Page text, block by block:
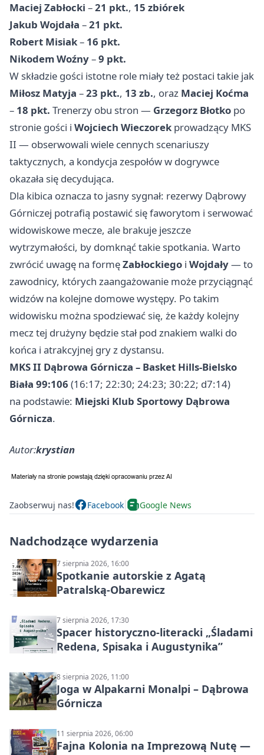
Maciej Zabłocki –21 pkt., 15 zbiórek
Jakub Wojdała –21 pkt.
Robert Misiak– 16 pkt.
Nikodem Woźny–9 pkt.
W składzie gości istotne role miały też postaci takie jak
Miłosz Matyja –23 pkt., 13 zb., oraz Maciej Koćma
– 18 pkt. Trenerzy obu stron — Grzegorz Błotko po
stronie gości i Wojciech Wieczorek prowadzący MKS
II — obserwowali wiele cennych scenariuszy
taktycznych, a kondycja zespołów w dogrywce
okazała się decydująca.
Dla kibica oznacza to jasny sygnał: rezerwy Dąbrowy
Górniczej potrafią postawić się faworytom i serwować
widowiskowe mecze, ale brakuje jeszcze
wytrzymałości, by domknąć takie spotkania. Warto
zwrócić uwagę na formęZabłockiego i Wojdały— to
zawodnicy, których zaangażowanie może przyciągnąć
widzów na kolejne domowe występy. Po takim
widowisku można spodziewać się, że każdy kolejny
mecz tej drużyny będzie stał pod znakiem walki do
końca i atrakcyjnej gry z dystansu.
MKS II Dąbrowa Górnicza – Basket Hills-Bielsko
Biała 99:106 (16:17; 22:30; 24:23; 30:22; d7:14)
na podstawie: Miejski Klub Sportowy Dąbrowa
Górnicza.
Autor:krystian
Zaobserwuj nas! Facebook Google News
Nadchodzące wydarzenia
7 sierpnia 2026, 16:00
Spotkanie autorskie z Agatą
Patralską-Obarewicz
7 sierpnia 2026, 17:30
Spacer historyczno-literacki „Śladami
Redena, Spisaka i Augustynika”
8 sierpnia 2026, 11:00
Joga w Alpakarni Monalpi – Dąbrowa
Górnicza
11 sierpnia 2026, 06:00
Fajna Kolonia na Imprezową Nutę —